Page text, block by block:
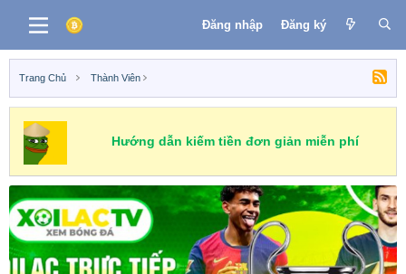
Đăng nhập Đăng ký
Trang Chủ Thành Viên
Hướng dẫn kiếm tiền đơn giản miễn phí